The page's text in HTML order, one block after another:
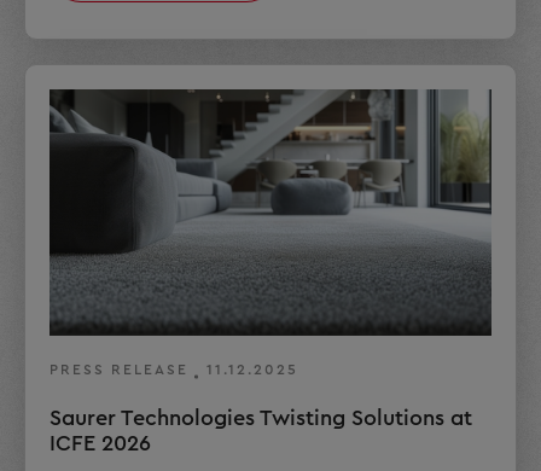
PRESS RELEASE 11.12.2025
Saurer Technologies Twisting Solutions at
ICFE 2026